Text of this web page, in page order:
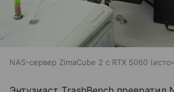
NAS-сервер ZimaCube 2 с RTX 5060